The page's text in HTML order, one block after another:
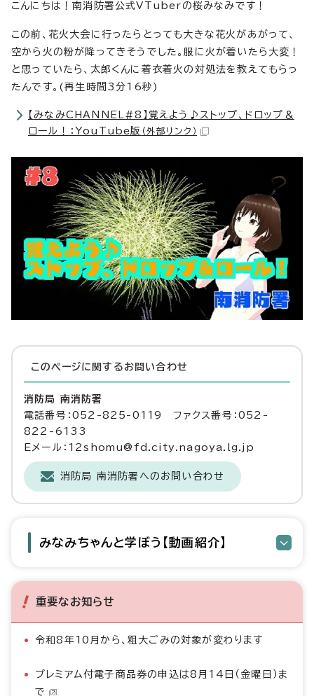
こんにちは！南消防署公式VTuberの桜みなみです！
この前、花火大会に行ったらとっても大きな花火があがって、
空から火の粉が降ってきそうでした。服に火が着いたら大変！
と思っていたら、太郎くんに着衣着火の対処法を教えてもらっ
たんです。(再生時間3分16秒)
【みなみCHANNEL#8】覚えよう♪ストップ、ドロップ＆
ロール！：YouTube版 （外部リンク）
このページに関する お問い合わせ
消防局 南消防署
電話番号：052-825-0119 ファクス番号：052-
822-6133
Eメール：12shomu@fd.city.nagoya.lg.jp
消防局 南消防署へのお問い合わせ
みなみちゃんと学ぼう【動画紹介】
重要なお知らせ
令和8年10月から、粗大ごみの対象が変わります
プレミアム付電子商品券の申込は8月14日（金曜日）ま
で